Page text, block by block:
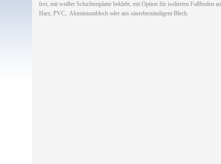
fest, mit weißer Schichtenplatte beklebt, mit Option für isolierten Fußboden
Harz, PVC, Aluminiumblech oder aus säurebeständigem Blech.